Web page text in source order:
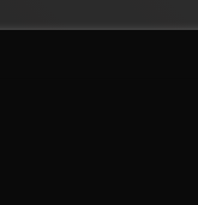
بقا باغي يعاون”